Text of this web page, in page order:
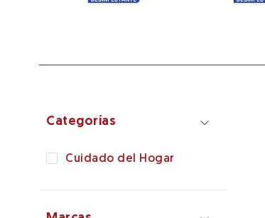
Categorías
Cuidado del Hogar